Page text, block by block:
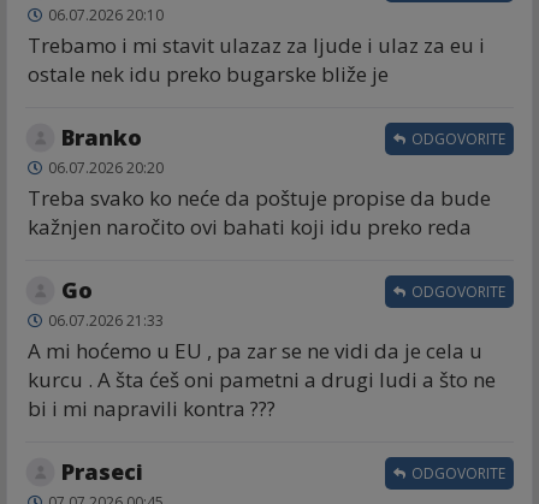
06.07.2026 20:10
Trebamo i mi stavit ulazaz za ljude i ulaz za eu i
ostale nek idu preko bugarske bliže je
Branko
06.07.2026 20:20
Treba svako ko neće da poštuje propise da bude
kažnjen naročito ovi bahati koji idu preko reda
ODGOVORITE
Go
06.07.2026 21:33
A mi hoćemo u EU , pa zar se ne vidi da je cela u
kurcu . A šta ćeš oni pametni a drugi ludi a što ne
bi i mi napravili kontra ???
ODGOVORITE
Praseci ODGOVORITE